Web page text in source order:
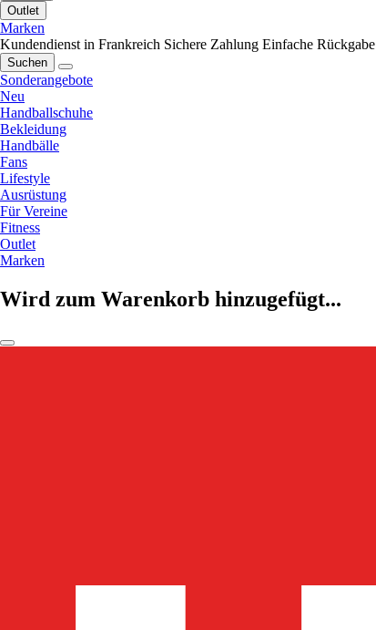
Outlet
Marken
Kundendienst in Frankreich Sichere Zahlung Einfache Rückgabe
Suchen
Sonderangebote
Neu
Handballschuhe
Bekleidung
Handbälle
Fans
Lifestyle
Ausrüstung
Für Vereine
Fitness
Outlet
Marken
Wird zum Warenkorb hinzugefügt...